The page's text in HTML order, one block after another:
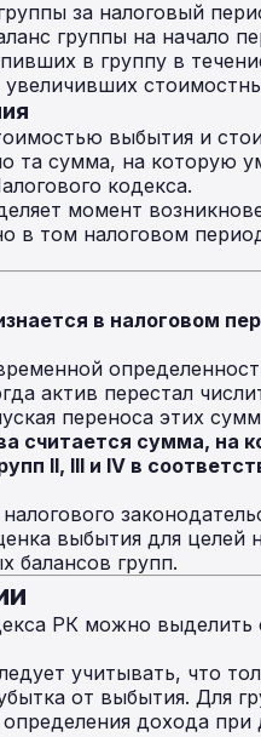
за налоговый
группы на начало
в группу в
выбытия и
та сумма, на которую
кодекса.
момент
в том налоговом
в налоговом
актив перестал
переноса этих
считается сумма, на
II, III и IV в
выбытия для целей
балансов групп.
РК можно
учитывать, что
от выбытия. Для
дохода